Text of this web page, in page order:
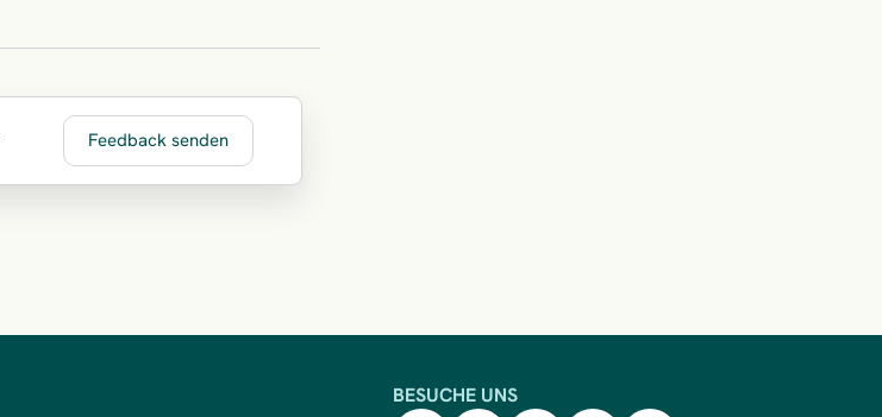
Feedback senden
BESUCHE UNS